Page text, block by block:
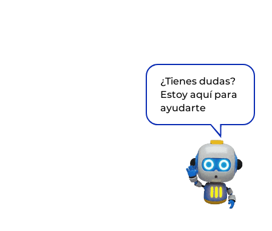
¿Tienes dudas?
Estoy aquí para
ayudarte